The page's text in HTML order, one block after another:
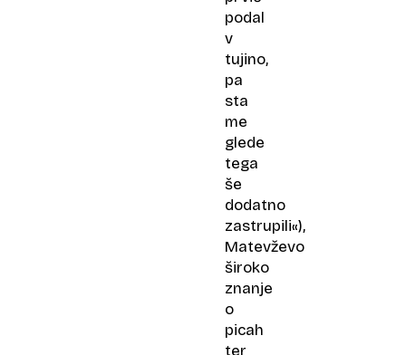
podal
v
tujino,
pa
sta
me
glede
tega
še
dodatno
zastrupili«),
Matevževo
široko
znanje
o
picah
ter